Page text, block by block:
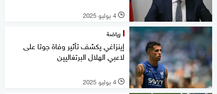
l 4 يوليو 2025
رياضة
إينزاغي يكشف تأثير وفاة جوتا على
لاعبي الهلال البرتغاليين
l 4 يوليو 2025